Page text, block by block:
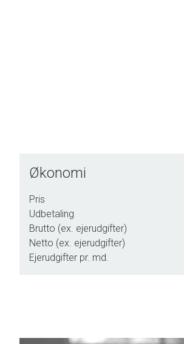
Økonomi
Pris
Udbetaling
Brutto (ex. ejerudgifter)
Netto (ex. ejerudgifter)
Ejerudgifter pr. md.